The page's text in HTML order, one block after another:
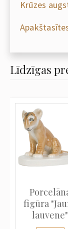
Krūzes
Līdzīgas
figūra
lauvene"